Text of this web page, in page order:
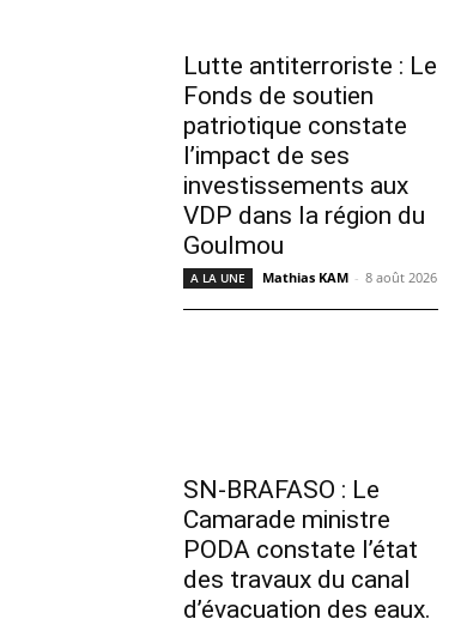
Lutte antiterroriste : Le
Fonds de soutien
patriotique constate
l’impact de ses
investissements aux
VDP dans la région du
Goulmou
A LA UNE Mathias KAM - 8 août 2026
SN-BRAFASO : Le
Camarade ministre
PODA constate l’état
des travaux du canal
d’évacuation des eaux.